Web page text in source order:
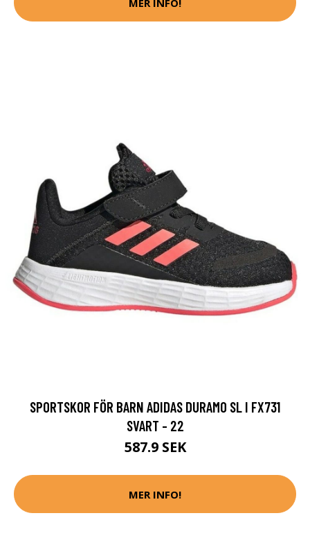
SPORTSKOR FÖR BARN ADIDAS DURAMO SL I FX731
SVART - 22
587.9 SEK
MER INFO!